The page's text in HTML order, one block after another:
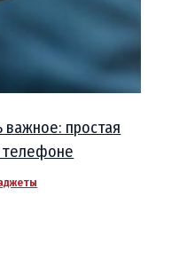
важное: простая
телефоне